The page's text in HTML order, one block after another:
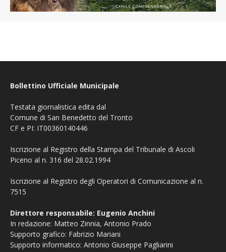
Bollettino Ufficiale Municipale
Testata giornalistica edita dal
Comune di San Benedetto del Tronto
CF e PI: IT00360140446
Iscrizione al Registro della Stampa del Tribunale di Ascoli
Piceno al n. 316 del 28.02.1994
Iscrizione al Registro degli Operatori di Comunicazione al n.
7515
Direttore responsabile: Eugenio Anchini
In redazione: Matteo Zinnia, Antonio Prado
Supporto grafico: Fabrizio Mariani
Supporto informatico: Antonio Giuseppe Pagliarini